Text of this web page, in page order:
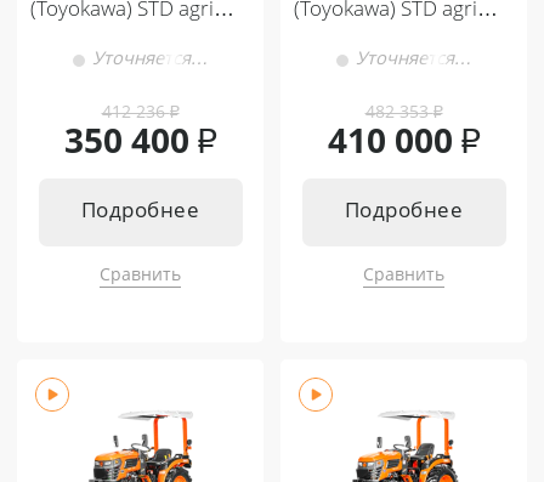
(Toyokawa) STD agri
(фреза/плуг)Уточняется…
412 236₽
350 400 ₽
Подробнее
Сравнить
(Toyokawa) STD agri
(фреза/плуг)Уточняется…
482 353₽
410 000 ₽
Подробнее
Сравнить